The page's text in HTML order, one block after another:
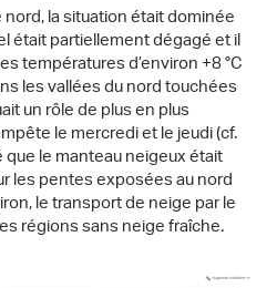
la situation était dominée
était partiellement dégagé et il
températures d’environ +8 °C
les vallées du nord touchées
un rôle de plus en plus
le mercredi et le jeudi (cf.
le manteau neigeux était
les pentes exposées au nord
le transport de neige par le
régions sans neige fraîche.